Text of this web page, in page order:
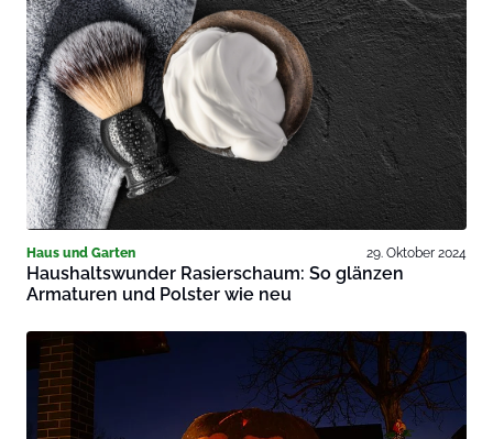
Haus und Garten 29. Oktober 2024
Haushaltswunder Rasierschaum: So glänzen
Armaturen und Polster wie neu